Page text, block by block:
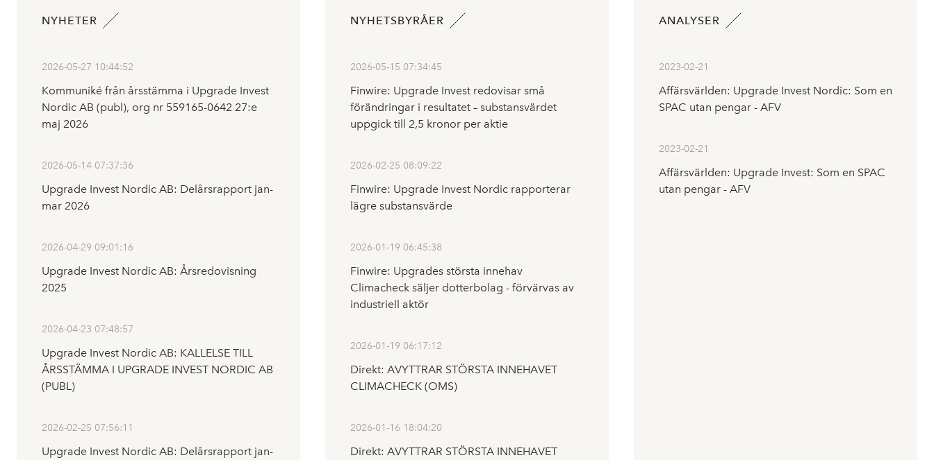
NYHETER
2026-05-27 10:44:52
Kommuniké från årsstämma i Upgrade Invest
Nordic AB (publ), org nr 559165-0642 27:e
maj 2026
2026-05-14 07:37:36
Upgrade Invest Nordic AB: Delårsrapport jan-
mar 2026
2026-04-29 09:01:16
Upgrade Invest Nordic AB: Årsredovisning
2025
2026-04-23 07:48:57
Upgrade Invest Nordic AB: KALLELSE TILL
ÅRSSTÄMMA I UPGRADE INVEST NORDIC AB
(PUBL)
2026-02-25 07:56:11
Upgrade Invest Nordic AB: Delårsrapport jan-
NYHETSBYRÅER
2026-05-15 07:34:45
Finwire: Upgrade Invest redovisar små
förändringar i resultatet – substansvärdet
uppgick till 2,5 kronor per aktie
2026-02-25 08:09:22
Finwire: Upgrade Invest Nordic rapporterar
lägre substansvärde
2026-01-19 06:45:38
Finwire: Upgrades största innehav
Climacheck säljer dotterbolag - förvärvas av
industriell aktör
2026-01-19 06:17:12
Direkt: AVYTTRAR STÖRSTA INNEHAVET
CLIMACHECK (OMS)
2026-01-16 18:04:20
Direkt: AVYTTRAR STÖRSTA INNEHAVET
ANALYSER
2023-02-21
Affärsvärlden: Upgrade Invest Nordic: Som en
SPAC utan pengar - AFV
2023-02-21
Affärsvärlden: Upgrade Invest: Som en SPAC
utan pengar - AFV